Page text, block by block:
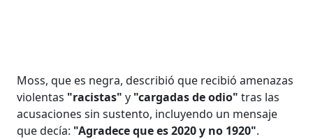
Moss, que es negra, describió que recibió amenazas
violentas "racistas"y "cargadas de odio"tras las
acusaciones sin sustento, incluyendo un mensaje
que decía: "Agradece que es 2020 y no 1920".